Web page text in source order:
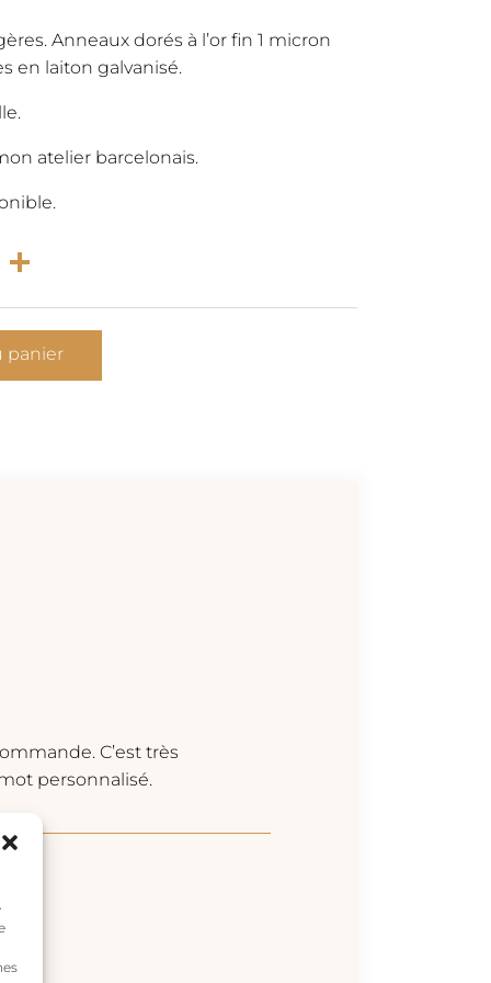
actuel
35,00€.
Anneaux dorés à l’or fin 1 micron
en laiton galvanisé.
atelier barcelonais.
panier
C’est très
personnalisé.